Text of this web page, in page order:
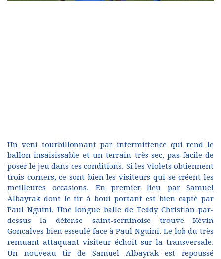
Un vent tourbillonnant par intermittence qui rend le
ballon insaisissable et un terrain très sec, pas facile de
poser le jeu dans ces conditions. Si les Violets obtiennent
trois corners, ce sont bien les visiteurs qui se créent les
meilleures occasions. En premier lieu par Samuel
Albayrak dont le tir à bout portant est bien capté par
Paul Nguini. Une longue balle de Teddy Christian par-
dessus la défense saint-serninoise trouve Kévin
Goncalves bien esseulé face à Paul Nguini. Le lob du très
remuant attaquant visiteur échoit sur la transversale.
Un nouveau tir de Samuel Albayrak est repoussé